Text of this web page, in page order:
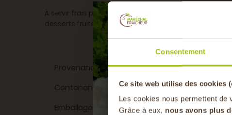
Consentement
Ce site web utilise des cookies
Les cookies nous permettent de
Grâce à eux, nous avons plus
À servir frais pour une expérience optimale. Ce
desserts fruités.
Provenance du produit
Ardèche
Contenance
1 L
Emballage
Bouteille en verre